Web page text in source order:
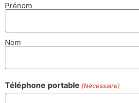
Prénom
Nom
Téléphone portable (Nécessaire)